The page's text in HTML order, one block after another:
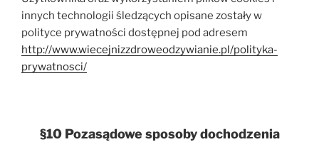
innych technologii śledzących opisane zostały w
polityce prywatności dostępnej pod adresem
http://www.wiecejnizzdroweodzywianie.pl/polityka-
prywatnosci/
§10 Pozasądowe sposoby dochodzenia